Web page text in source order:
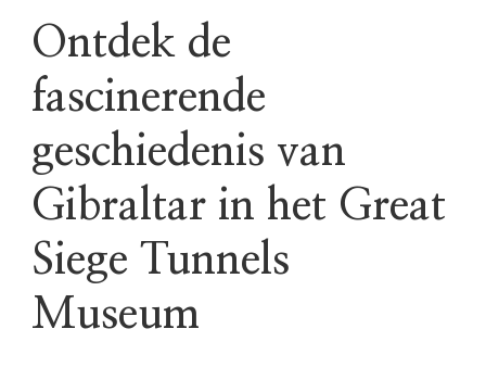
Ontdek de
fascinerende
geschiedenis van
Gibraltar in het Great
Siege Tunnels
Museum